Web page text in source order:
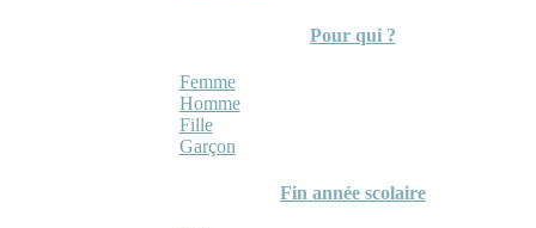
Pour qui ?
Femme
Homme
Fille
Garçon
Fin année scolaire